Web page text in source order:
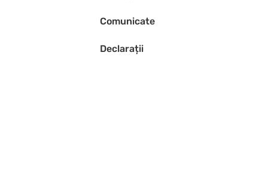
Comunicate
Declarații